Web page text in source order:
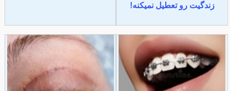
زندگیت رو تعطیل نمیکنه!